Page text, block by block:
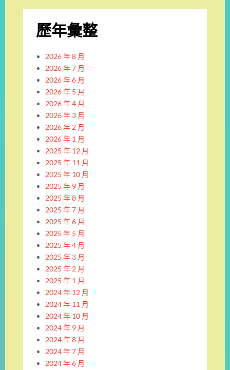
歷年彙整
2026 年 8 月
2026 年 7 月
2026 年 6 月
2026 年 5 月
2026 年 4 月
2026 年 3 月
2026 年 2 月
2026 年 1 月
2025 年 12 月
2025 年 11 月
2025 年 10 月
2025 年 9 月
2025 年 8 月
2025 年 7 月
2025 年 6 月
2025 年 5 月
2025 年 4 月
2025 年 3 月
2025 年 2 月
2025 年 1 月
2024 年 12 月
2024 年 11 月
2024 年 10 月
2024 年 9 月
2024 年 8 月
2024 年 7 月
2024 年 6 月